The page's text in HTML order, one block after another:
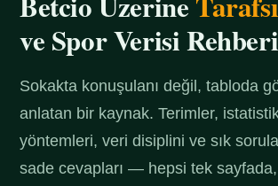
ve Spor Verisi Rehberi
Sokakta konuşulanı değil, tabloda
anlatan bir kaynak. Terimler,
yöntemleri, veri disiplini ve sık
sade cevapları — hepsi tek